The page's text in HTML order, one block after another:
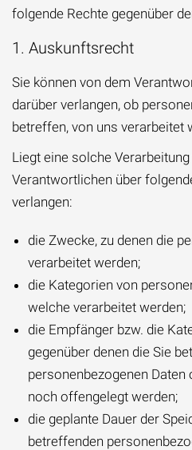
folgende Rechte gegenüber
1. Auskunftsrecht
Sie können von dem
darüber verlangen, ob
betreffen, von uns verarbeitet
Liegt eine solche
Verantwortlichen über
verlangen:
die Zwecke, zu denen die
verarbeitet werden;
die Kategorien von
welche verarbeitet werden;
die Empfänger bzw. die
gegenüber denen die Sie
personenbezogenen
noch offengelegt werden;
die geplante Dauer der
betreffenden